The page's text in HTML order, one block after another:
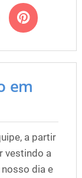
em
a partir
vestindo a
dia e